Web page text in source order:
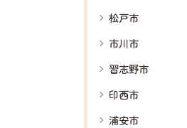
松戸市
市川市
習志野市
印西市
浦安市